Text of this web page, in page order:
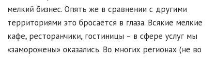
мелкий бизнес. Опять же в сравнении с другими
территориями это бросается в глаза. Всякие мелкие
кафе, ресторанчики, гостиницы – в сфере услуг мы
«заморожены» оказались. Во многих регионах (не во